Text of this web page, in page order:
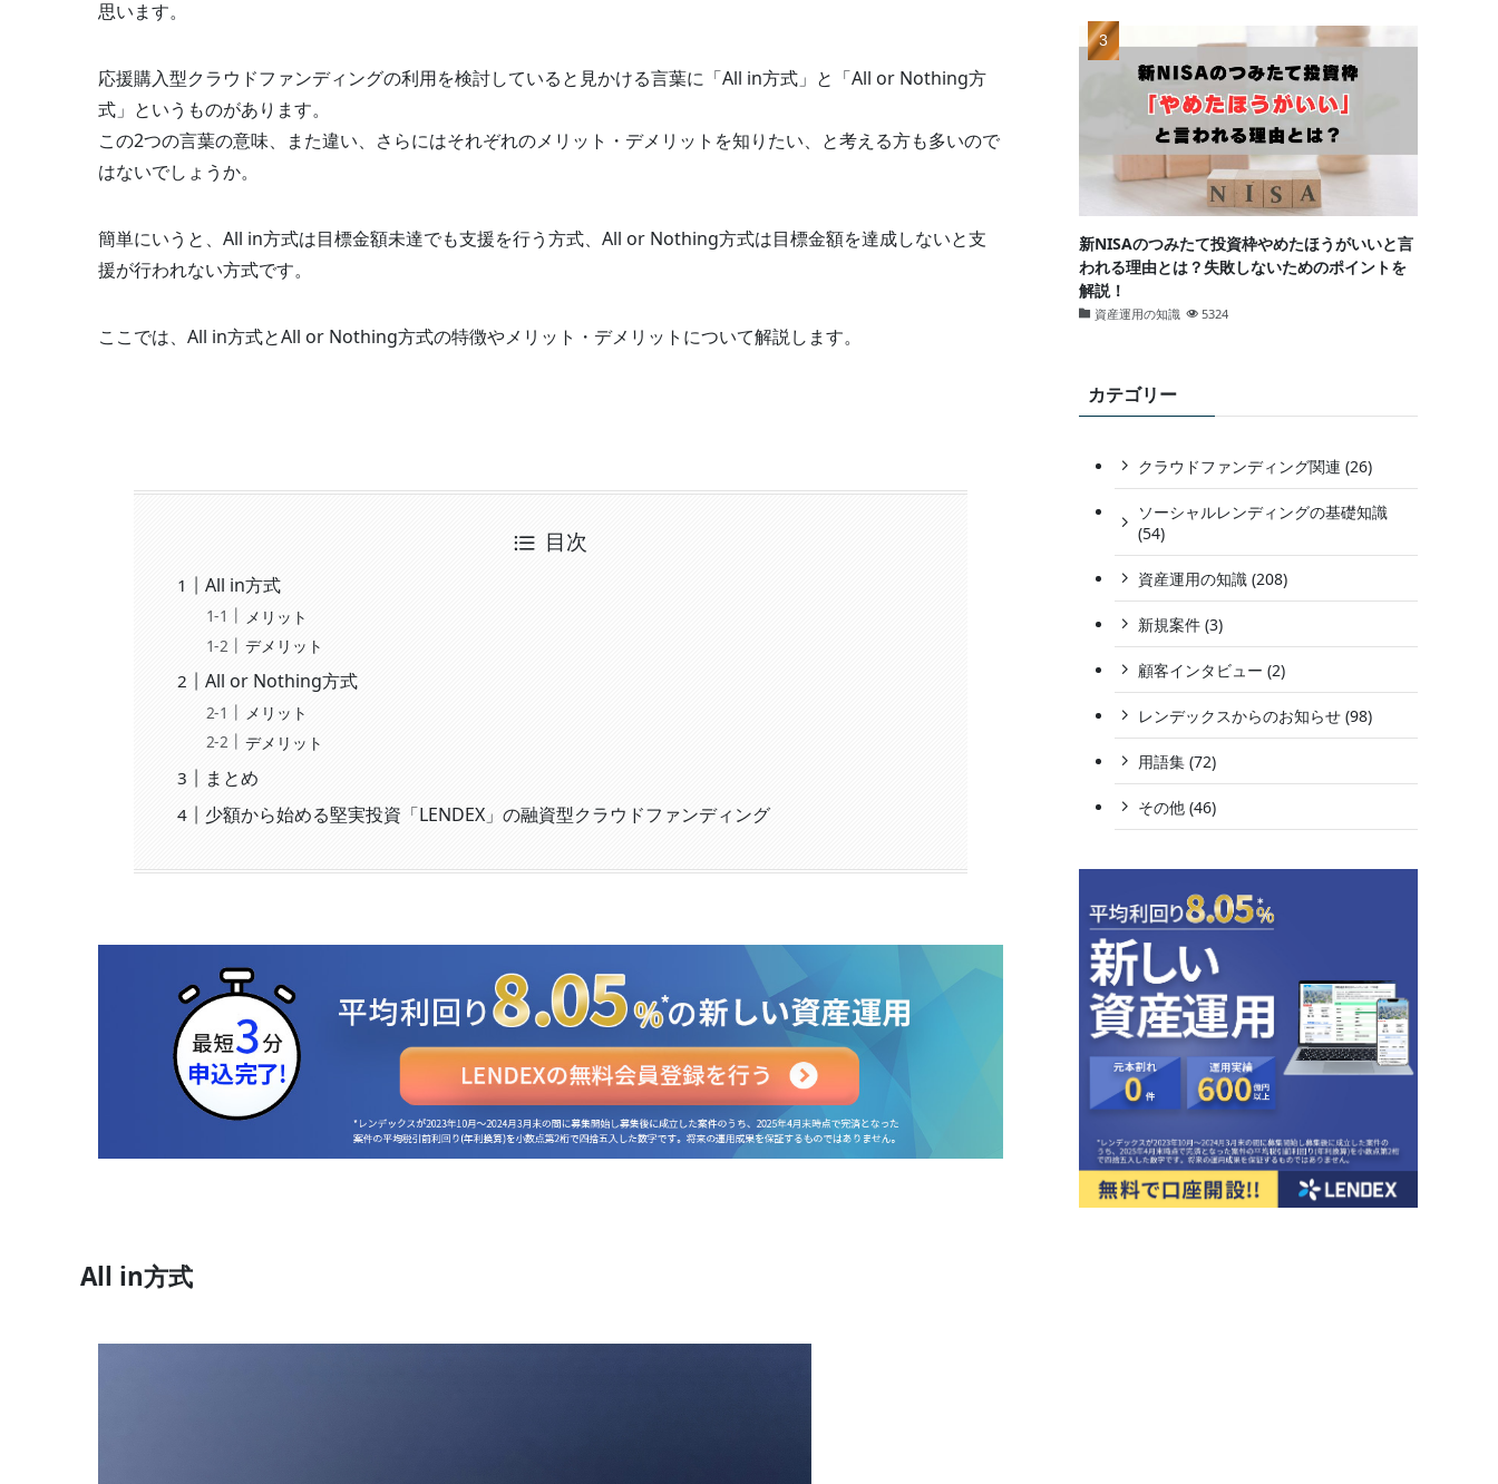
思います。
応援購入型クラウドファンディングの利用を検討していると見かける言葉に「All in方式」と「All or Nothing方
式」というものがあります。
この2つの言葉の意味、また違い、さらにはそれぞれのメリット・デメリットを知りたい、と考える方も多いので
はないでしょうか。
簡単にいうと、All in方式は目標金額未達でも支援を行う方式、All or Nothing方式は目標金額を達成しないと支
援が行われない方式です。
ここでは、All in方式とAll or Nothing方式の特徴やメリット・デメリットについて解説します。
目次
All in方式
メリット
デメリット
All or Nothing方式
メリット
デメリット
まとめ
少額から始める堅実投資「LENDEX」の融資型クラウドファンディング
All in方式
新NISAのつみたて投資枠やめたほうがいいと言
われる理由とは？失敗しないためのポイントを
解説！
資産運用の知識 5324
カテゴリー
クラウドファンディング関連 (26)
ソーシャルレンディングの基礎知識
(54)
資産運用の知識 (208)
新規案件 (3)
顧客インタビュー (2)
レンデックスからのお知らせ (98)
用語集 (72)
その他 (46)